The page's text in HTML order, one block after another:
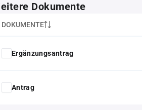
Dokumente
DOKUMENTE
Ergänzungsantrag
Antrag